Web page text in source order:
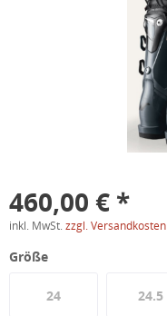
460,00 € *
inkl. MwSt. zzgl. Versandkosten
Größe
24 24.5